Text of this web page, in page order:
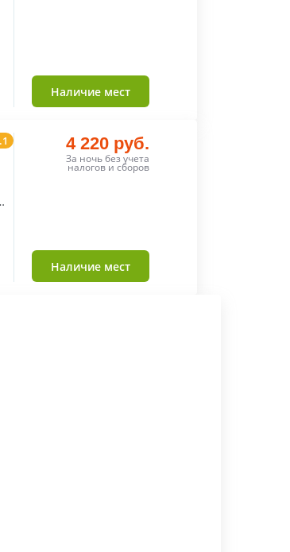
Наличие мест
4 220 руб.
За ночь без учета
налогов и сборов
Наличие мест